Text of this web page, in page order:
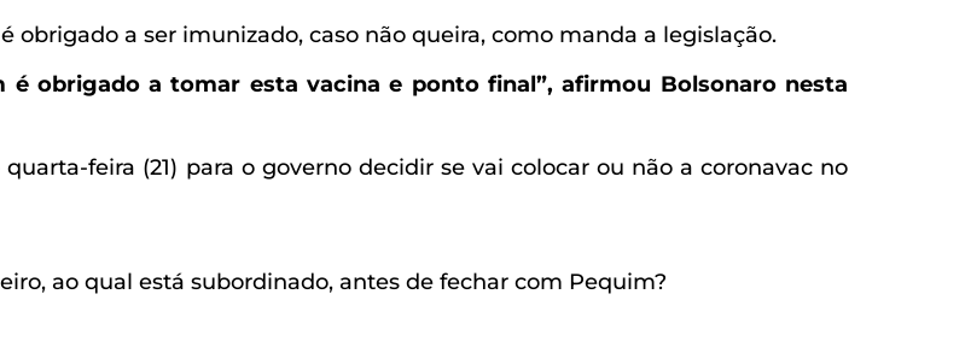
obrigado a ser imunizado, caso não queira, como manda a legislação.
é obrigado a tomar esta vacina e ponto final”, afirmou Bolsonaro nesta
feira (21) para o governo decidir se vai colocar ou não a coronavac no
ao qual está subordinado, antes de fechar com Pequim?